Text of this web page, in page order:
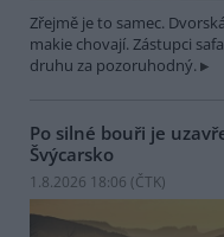
Zřejmě je to samec.
makie chovají. Zástupci
druhu za pozoruhodný.
Po silné bouři je
Švýcarsko
1.8.2026 18:06 (ČTK)